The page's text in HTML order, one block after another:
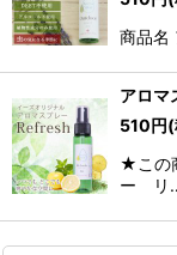
商品名
アロ
510円
★この
ー リ